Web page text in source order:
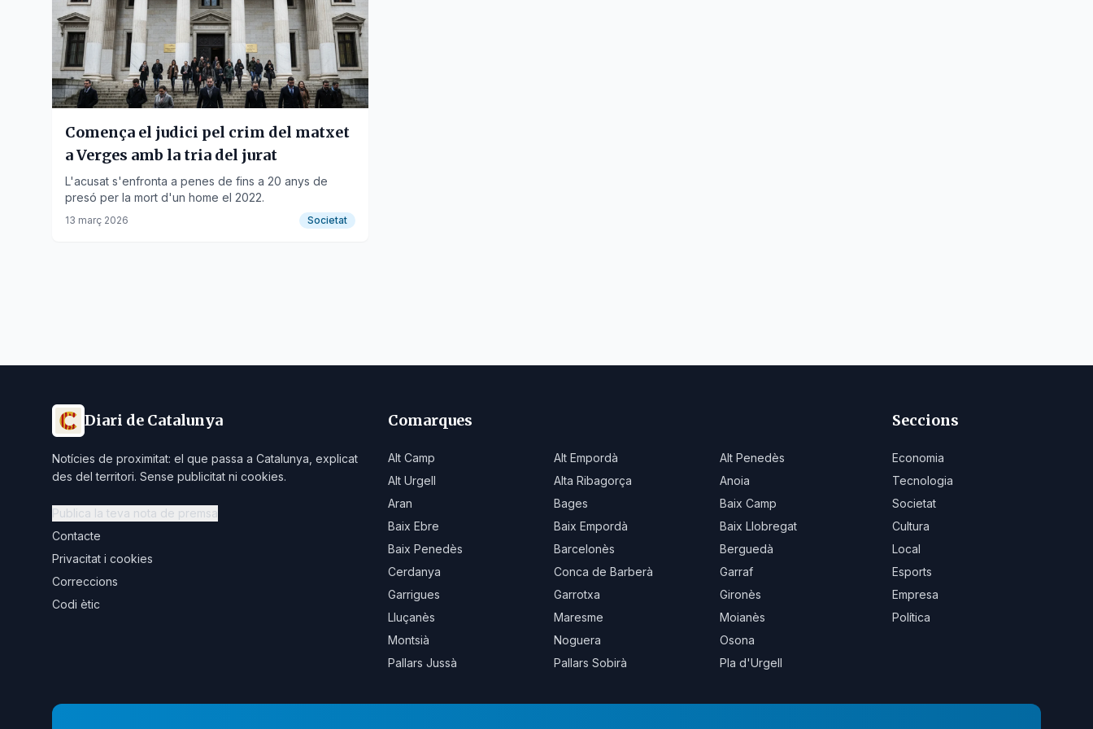
Comença el judici pel crim del matxet
a Verges amb la tria del jurat
L'acusat s'enfronta a penes de fins a 20 anys de
presó per la mort d'un home el 2022.
13 març 2026 Societat
Diari de Catalunya
Notícies de proximitat: el que passa a Catalunya, explicat
des del territori. Sense publicitat ni cookies.
Publica la teva nota de premsa
Contacte
Privacitat i cookies
Correccions
Codi ètic
Comarques
Alt Camp Alt Empordà
Alt Penedès
Alt Urgell
Alta Ribagorça
Anoia
Aran
Bages
Baix Camp
Baix Ebre
Baix Empordà
Baix Llobregat
Baix Penedès
Barcelonès
Berguedà
Cerdanya
Conca de Barberà
Garraf
Garrigues
Garrotxa
Gironès
Lluçanès
Maresme
Moianès
Montsià
Noguera
Osona
Pallars Jussà
Pallars Sobirà Pla d'Urgell
Seccions
Economia
Tecnologia
Societat
Cultura
Local
Esports
Empresa
Política